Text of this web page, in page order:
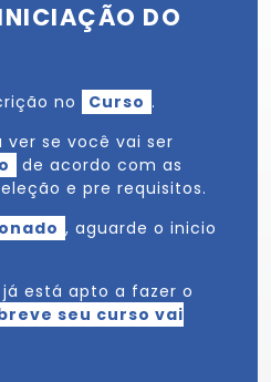
DO
no Curso .
ver se você vai ser
de acordo com as
e pre requisitos.
, aguarde o inicio
está apto a fazer o
seu curso vai